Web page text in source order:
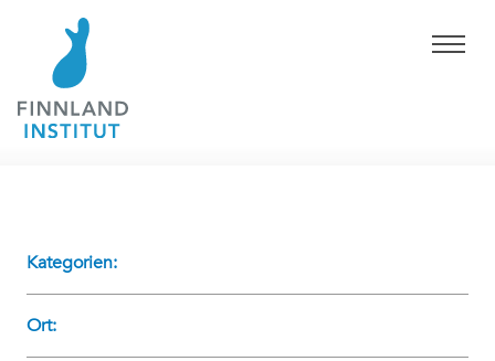
Kategorien:
Ort: